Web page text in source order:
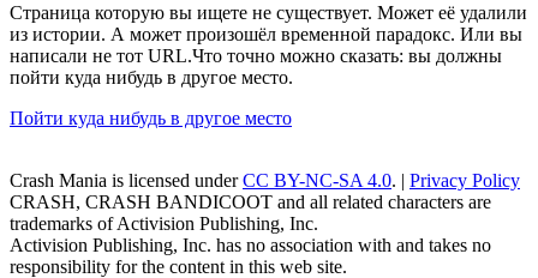
Страница которую вы ищете не существует. Может её удалили
из истории. А может произошёл временной парадокс. Или вы
написали не тот URL.Что точно можно сказать: вы должны
пойти куда нибудь в другое место.
Пойти куда нибудь в другое место
Crash Mania is licensed underCC BY-NC-SA 4.0. | Privacy Policy
CRASH, CRASH BANDICOOT and all related characters are
trademarks of Activision Publishing, Inc.
Activision Publishing, Inc. has no association with and takes no
responsibility for the content in this web site.